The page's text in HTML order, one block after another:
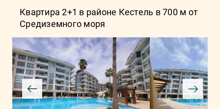
Квартира 2+1 в районе Кестель в 700 м от
Средиземного моря